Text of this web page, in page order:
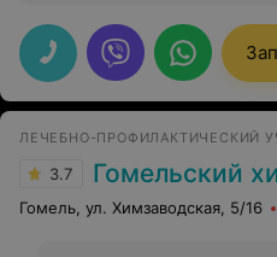
что он не боялся ходить на
доктором один на один.
ЛЕЧЕБНО-ПРОФИЛАКТИЧЕСКИЙ
3.7 Гомельский
Гомель, ул. Химзаводская, 5/16